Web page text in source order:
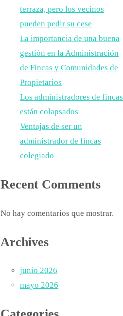
terraza, pero los vecinos
pueden pedir su cese
La importancia de una buena
gestión en la Administración
de Fincas y Comunidades de
Propietarios
Los administradores de fincas
están colapsados
Ventajas de ser un
administrador de fincas
colegiado
Recent Comments
No hay comentarios que mostrar.
Archives
junio 2026
mayo 2026